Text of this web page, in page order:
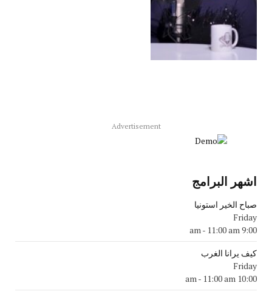
Advertisement
اشهر البرامج
صباح الخير استونيا
Friday
9:00 am
- 11:00 am
كيف يرانا الغرب
Friday
10:00 am
- 11:00 am